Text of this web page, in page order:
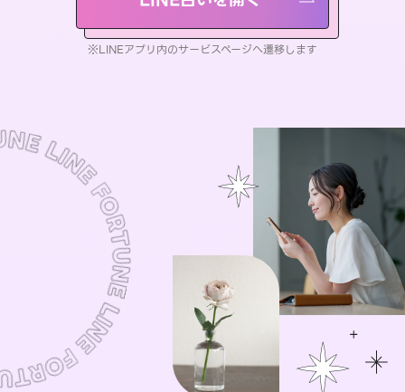
※LINEアプリ内のサービスページへ遷移します